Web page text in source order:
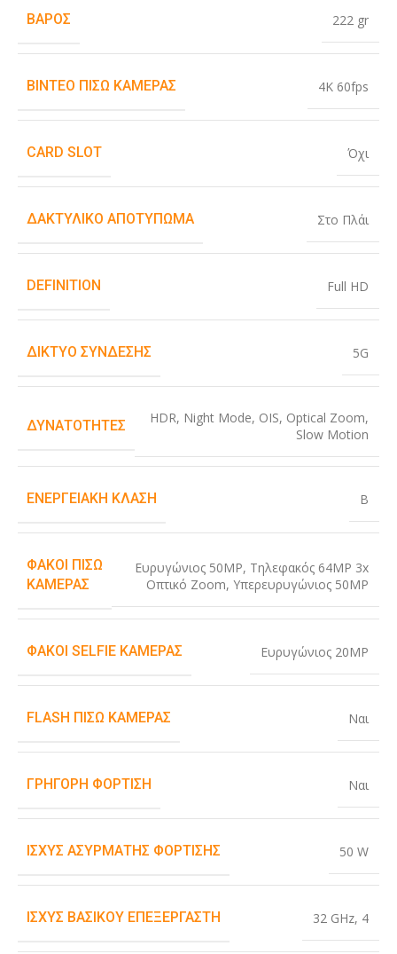
ΒΆΡΟΣ 222 gr
ΒΊΝΤΕΟ ΠΊΣΩ ΚΆΜΕΡΑΣ 4K 60fps
CARD SLOT Όχι
ΔΑΚΤΥΛΙΚΌ ΑΠΟΤΎΠΩΜΑ Στο Πλάι
DEFINITION Full HD
ΔΊΚΤΥΟ ΣΎΝΔΕΣΗΣ 5G
ΔΥΝΑΤΌΤΗΤΕΣ HDR, Night Mode, OIS, Optical Zoom,
Slow Motion
ΕΝΕΡΓΕΙΑΚΉ ΚΛΆΣΗ B
ΦΑΚΟΊ ΠΊΣΩ
ΚΆΜΕΡΑΣ
Ευρυγώνιος 50MP, Τηλεφακός 64MP 3x
Οπτικό Zoom, Υπερευρυγώνιος 50MP
ΦΑΚΟΊ SELFIE ΚΆΜΕΡΑΣ Ευρυγώνιος 20MP
FLASH ΠΊΣΩ ΚΆΜΕΡΑΣ Ναι
ΓΡΉΓΟΡΗ ΦΌΡΤΙΣΗ Ναι
ΙΣΧΎΣ ΑΣΎΡΜΑΤΗΣ ΦΌΡΤΙΣΗΣ 50 W
ΙΣΧΎΣ ΒΑΣΙΚΟΎ ΕΠΕΞΕΡΓΑΣΤΉ 32 GHz, 4